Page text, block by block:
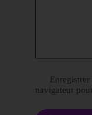
navigateur